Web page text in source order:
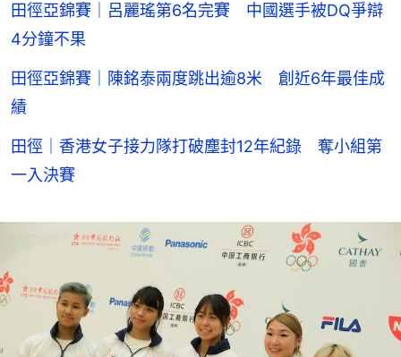
田徑亞錦賽｜呂麗瑤第6名完賽 中國選手被DQ爭辯
4分鐘不果
田徑亞錦賽｜陳銘泰兩度跳出逾8米 創近6年最佳成
績
田徑｜香港女子接力隊打破塵封12年紀錄 奪小組第
一入決賽